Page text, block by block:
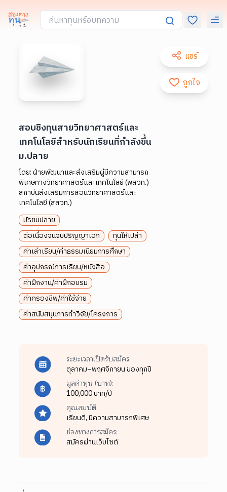
แชร์
ถูกใจ
สอบชิงทุนสายวิทยาศาสตร์และ
เทคโนโลยีสำหรับนักเรียนที่กำลังขึ้น
ม.ปลาย
โดย:ฝ่ายพัฒนาและส่งเสริมผู้มีความสามารถ
พิเศษทางวิทยาศาสตร์และเทคโนโลยี (พสวท.)
สถาบันส่งเสริมการสอนวิทยาศาสตร์และ
เทคโนโลยี (สสวท.)
มัธยมปลาย
ต่อเนื่องจนจบปริญญาเอก
ทุนให้เปล่า
ค่าเล่าเรียน/ค่าธรรมเนียมการศึกษา
ค่าอุปกรณ์การเรียน/หนังสือ
ค่าฝึกงาน/ค่าฝึกอบรม
ค่าครองชีพ/ค่าใช้จ่าย
ค่าสนับสนุนการทำวิจัย/โครงการ
ระยะเวลาเปิดรับสมัคร:
ตุลาคม–พฤศจิกายน ของทุกปี
มูลค่าทุน (บาท):
100,000 บาท/ปี
คุณสมบัติ:
เรียนดี,มีความสามารถพิเศษ
ช่องทางการสมัคร:
สมัครผ่านเว็บไซต์